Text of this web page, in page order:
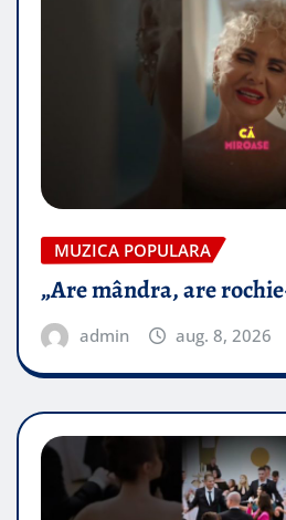
MUZICA POPULARA
„Are mândra, are
admin aug. 8, 2026